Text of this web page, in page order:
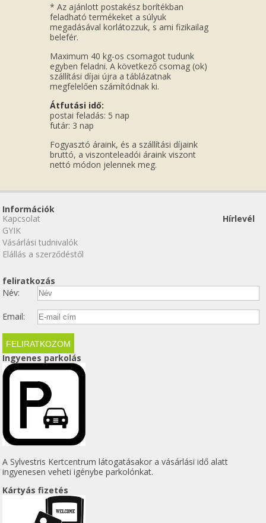
* Az ajánlott postakész borítékban
feladható termékeket a súlyuk
megadásával korlátozzuk, s ami fizikailag
belefér.
Maximum 40 kg-os csomagot tudunk
egyben feladni. A következő csomag (ok)
szállítási díjai újra a táblázatnak
megfelelően számítódnak ki.
Átfutási idő:
postai feladás: 5 nap
futár: 3 nap
Fogyasztó áraink, és a szállítási díjaink
bruttó, a viszonteleadói áraink viszont
nettó módon jelennek meg.
Információk
Kapcsolat
GYIK
Vásárlási tudnivalók
Elállás a szerződéstől
Hírlevél
feliratkozás
Név:
Email:
Ingyenes parkolás
A Sylvestris Kertcentrum látogatásakor a vásárlási idő alatt
ingyenesen veheti igénybe parkolónkat.
Kártyás fizetés